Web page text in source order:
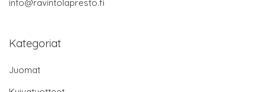
info@ravintolapresto.fi
Kategoriat
Juomat